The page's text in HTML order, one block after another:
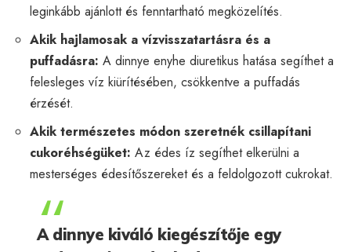
leginkább ajánlott és fenntartható megközelítés.
Akik hajlamosak a vízvisszatartásra és a
puffadásra: A dinnye enyhe diuretikus hatása segíthet a
felesleges víz kiürítésében, csökkentve a puffadás
érzését.
Akik természetes módon szeretnék csillapítani
cukoréhségüket: Az édes íz segíthet elkerülni a
mesterséges édesítőszereket és a feldolgozott cukrokat.
A dinnye kiváló kiegészítője egy